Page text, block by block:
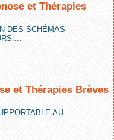
et Thérapies
DES SCHÉMAS
et Thérapies Brèves
AU